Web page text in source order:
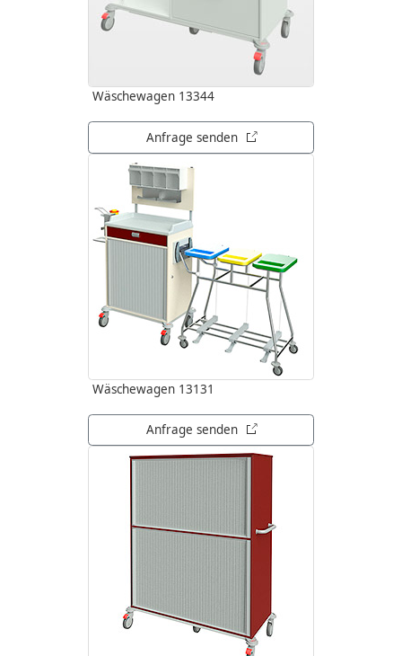
Wäschewagen 13344
Anfrage senden öffnet in neuem Tab
Wäschewagen 13131
Anfrage senden öffnet in neuem Tab